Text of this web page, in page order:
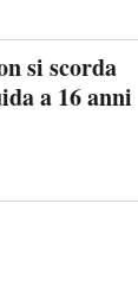
si scorda
a 16 anni